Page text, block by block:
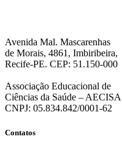
Avenida Mal. Mascarenhas
de Morais, 4861, Imbiribeira,
Recife-PE. CEP: 51.150-000
Associação Educacional de
Ciências da Saúde – AECISA
CNPJ: 05.834.842/0001-62
Contatos